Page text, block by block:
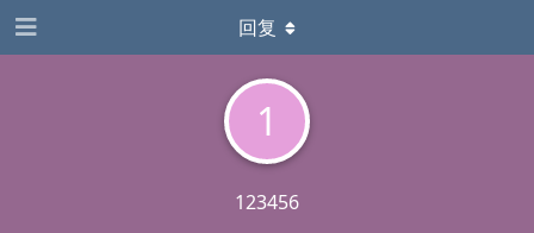
1
123456
回复